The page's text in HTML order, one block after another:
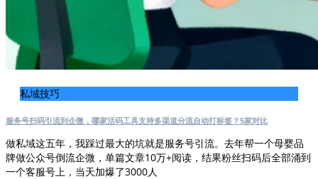
私域技巧
服务号扫码引流到企微，哪家活码工具支持多渠道分流自动打标签？5家对比
做私域这五年，我踩过最大的坑就是服务号引流。去年帮一个母婴品
牌做公众号倒流企微，单篇文章10万+阅读，结果粉丝扫码后全部涌到
一个客服号上，当天加爆了3000人